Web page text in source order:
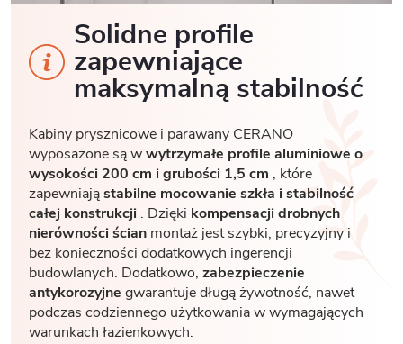
Solidne profile
zapewniające
maksymalną stabilność
Kabiny prysznicowe i parawany CERANO
wyposażone są wwytrzymałe profile aluminiowe o
wysokości 200 cm i grubości 1,5 cm , które
zapewniająstabilne mocowanie szkła i stabilność
całej konstrukcji . Dzięki kompensacji drobnych
nierówności ścian montaż jest szybki, precyzyjny i
bez konieczności dodatkowych ingerencji
budowlanych. Dodatkowo, zabezpieczenie
antykorozyjne gwarantuje długą żywotność, nawet
podczas codziennego użytkowania w wymagających
warunkach łazienkowych.